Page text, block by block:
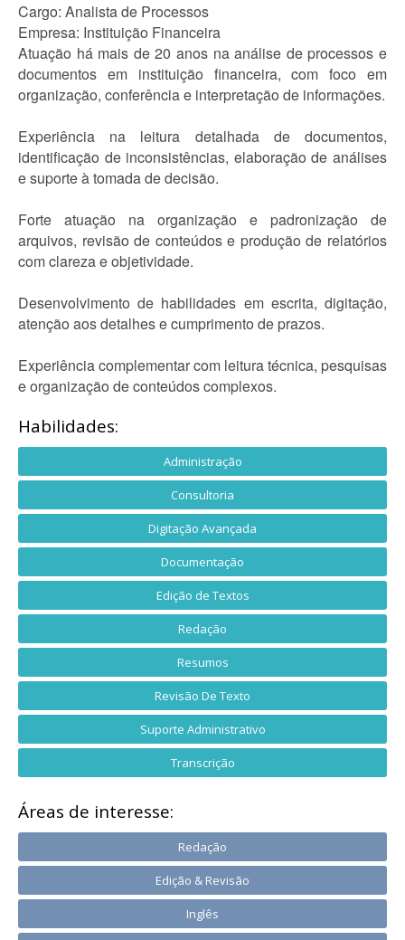
Cargo: Analista de Processos
Empresa: Instituição Financeira
Atuação há mais de 20 anos na análise de processos e
documentos em instituição financeira, com foco em
organização, conferência e interpretação de informações.
Experiência na leitura detalhada de documentos,
identificação de inconsistências, elaboração de análises
e suporte à tomada de decisão.
Forte atuação na organização e padronização de
arquivos, revisão de conteúdos e produção de relatórios
com clareza e objetividade.
Desenvolvimento de habilidades em escrita, digitação,
atenção aos detalhes e cumprimento de prazos.
Experiência complementar com leitura técnica, pesquisas
e organização de conteúdos complexos.
Habilidades:
Administração
Consultoria
Digitação Avançada
Documentação
Edição de Textos
Redação
Resumos
Revisão De Texto
Suporte Administrativo
Transcrição
Áreas de interesse:
Redação
Edição & Revisão
Inglês